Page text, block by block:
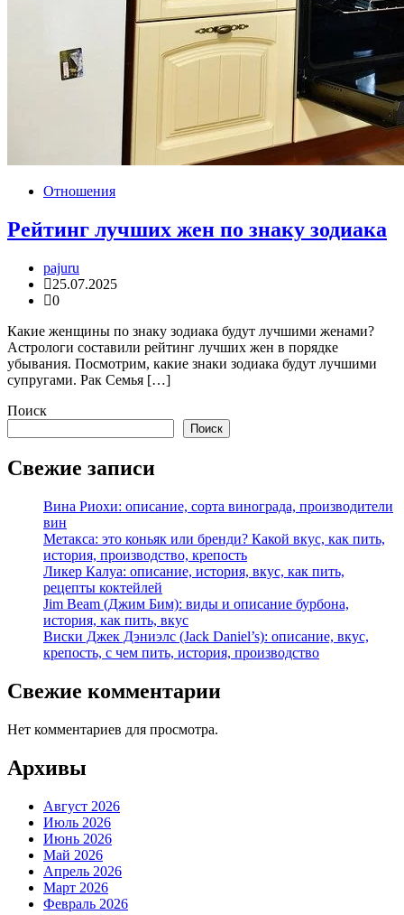
Отношения
Рейтинг лучших жен по знаку зодиака
pajuru
25.07.2025
0
Какие женщины по знаку зодиака будут лучшими женами?
Астрологи составили рейтинг лучших жен в порядке
убывания. Посмотрим, какие знаки зодиака будут лучшими
супругами. Рак Семья […]
Поиск
Поиск
Свежие записи
Вина Риохи: описание, сорта винограда, производители
вин
Метакса: это коньяк или бренди? Какой вкус, как пить,
история, производство, крепость
Ликер Калуа: описание, история, вкус, как пить,
рецепты коктейлей
Jim Beam (Джим Бим): виды и описание бурбона,
история, как пить, вкус
Виски Джек Дэниэлс (Jack Daniel’s): описание, вкус,
крепость, с чем пить, история, производство
Свежие комментарии
Нет комментариев для просмотра.
Архивы
Август 2026
Июль 2026
Июнь 2026
Май 2026
Апрель 2026
Март 2026
Февраль 2026